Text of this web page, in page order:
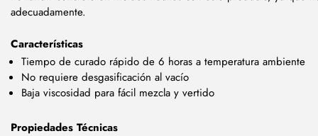
adecuadamente.
Características
Tiempo de curado rápido de 6 horas a temperatura ambiente
No requiere desgasificación al vacío
Baja viscosidad para fácil mezcla y vertido
Propiedades Técnicas